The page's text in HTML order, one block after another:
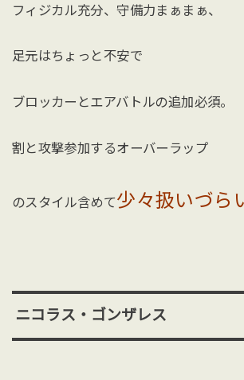
フィジカル充分、守備力まぁまぁ、
足元はちょっと不安で
ブロッカーとエアバトルの追加必須。
割と攻撃参加するオーバーラップ
のスタイル含めて少々扱いづら
ニコラス・ゴンザレス